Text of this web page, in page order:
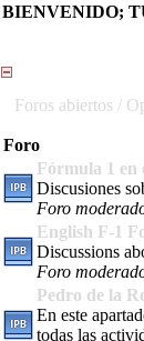
BIENVENIDO;
Foros abiertos /
Foro
Fórmula 1 en
Discusiones
Foro
English F-1
Discussions
Foro
Pedro de la
En este
todas las